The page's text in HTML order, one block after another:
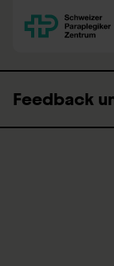
Feedback